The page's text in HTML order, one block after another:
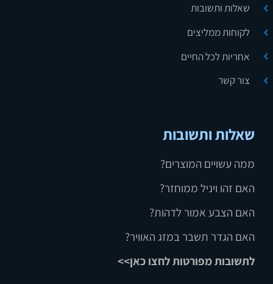
שאלות ותשובות
לקוחות ממליצים
אחריות לכל החיים
צור קשר
שאלות ותשובות
ממה עשויים המוצרים?
האם זהו ויניל ממוחזר?
האם הצבע אמור לדהות?
האם הגדר תשבר במזג האוויר?
לתשובות מפורטות לחצו כאן>>